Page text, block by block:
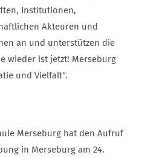
Institutionen,
Akteuren und
an und unterstützen die
wieder ist jetzt! Merseburg
und Vielfalt“.
Merseburg hat den Aufruf
in Merseburg am 24.